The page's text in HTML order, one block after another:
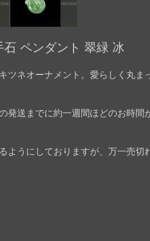
ペンダント 翠緑 冰
ツネオーナメント。愛らしく丸ま
発送までに約一週間ほどのお時間
ようにしておりますが、万一売切